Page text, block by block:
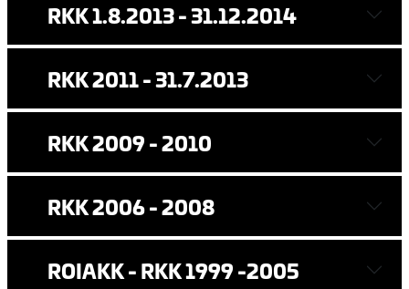
RKK 1.8.2013 - 31.12.2014
RKK 2011 - 31.7.2013
RKK 2009 - 2010
RKK 2006 - 2008
ROIAKK - RKK 1999 -2005